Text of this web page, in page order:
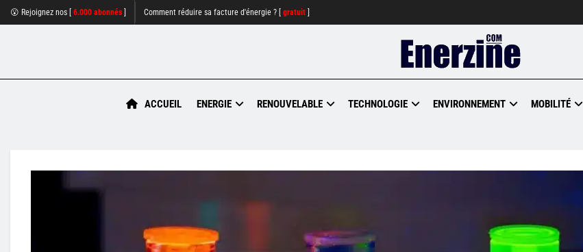
😮 Rejoignez nos [ 6.000 abonnés Comment réduire sa facture d'énergie ? [ gratuit
ACCUEIL ENERGIE RENOUVELABLE TECHNOLOGIE ENVIRONNEMENT MOBILITÉ